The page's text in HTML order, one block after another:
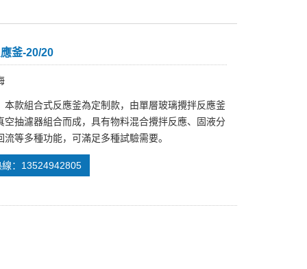
釜-20/20
本款組合式反應釜為定制款，由單層玻璃攪拌反應釜
空抽濾器組合而成，具有物料混合攪拌反應、固液分
流等多種功能，可滿足多種試驗需要。
線：13524942805